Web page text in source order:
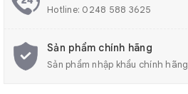
Hotline: 0248 588 3625
Sản phẩm chính hãng
Sản phẩm nhập khẩu chính hãng